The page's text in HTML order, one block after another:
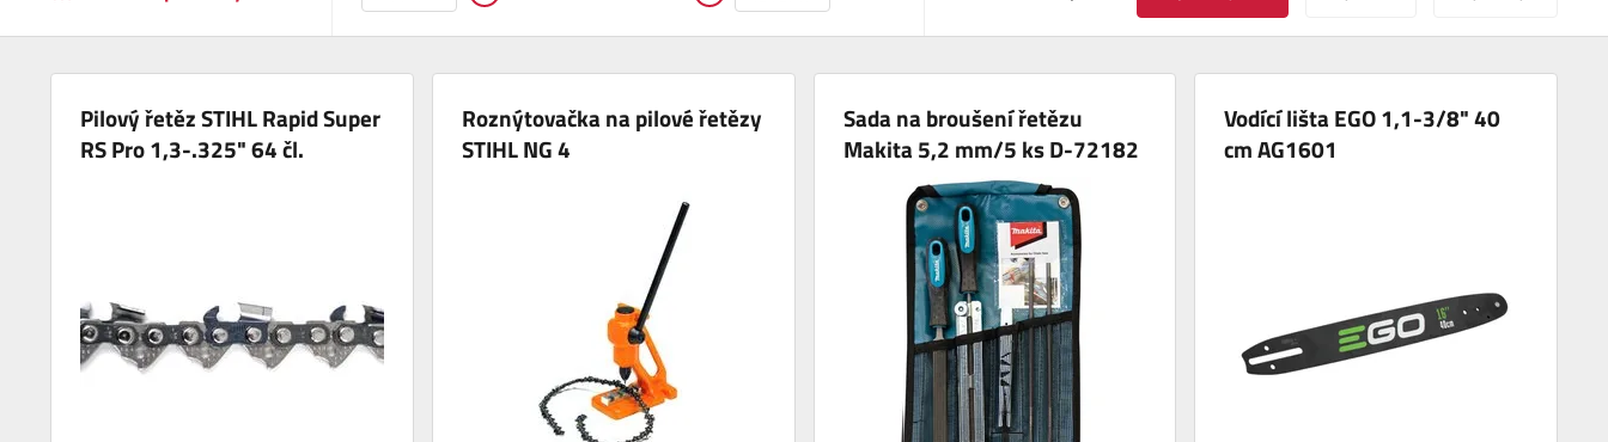
Pilový řetěz STIHL Rapid Super
RS Pro 1,3-.325" 64 čl.
Roznýtovačka na pilové řetězy
STIHL NG 4
Sada na broušení řetězu
Makita 5,2 mm/5 ks D-72182
Vodící lišta EGO 1,1-3/8" 40
cm AG1601